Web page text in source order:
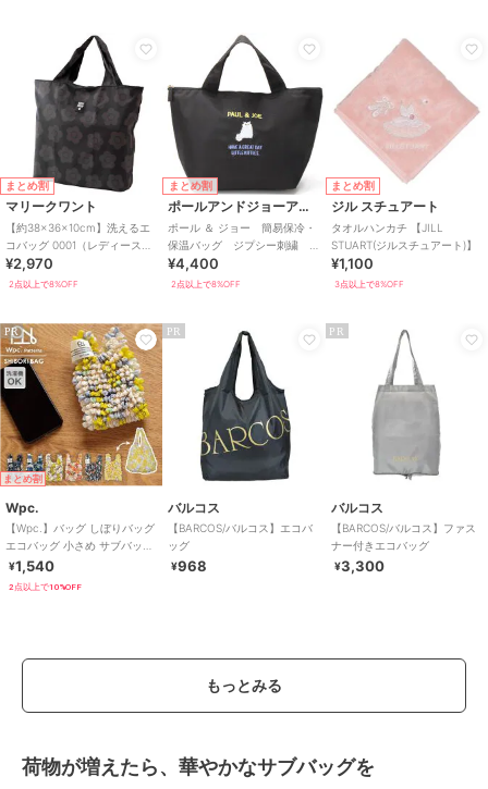
まとめ割
マリークワント
【約38×36×10cm】洗えるエ
コバッグ 0001（レディース）
（MARY QUANT）
¥2,970
2点以上で8%OFF
まとめ割
ポールアンドジョーアクセソワ
ポール ＆ ジョー 簡易保冷・
保温バッグ ジプシー刺繍
【PAUL&JOE】
¥4,400
2点以上で8%OFF
まとめ割
ジル スチュアート
タオルハンカチ 【JILL
STUART(ジルスチュアート)】
¥1,100
3点以上で8%OFF
PR
まとめ割
Wpc.
【Wpc.】バッグ しぼりバッグ
エコバッグ 小さめ サブバッグ
コンパクト 洗濯可能 レディ
ース
¥1,540
2点以上で10%OFF
PR
バルコス
【BARCOS/バルコス】エコバ
ッグ
¥968
PR
バルコス
【BARCOS/バルコス】ファス
ナー付きエコバッグ
¥3,300
もっとみる
荷物が増えたら、華やかなサブバッグを